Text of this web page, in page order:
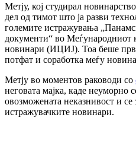
Метју, кој студирал
дел од тимот што ја разви
големите истражувања
документи“ во Меѓународниот
новинари (ИЦИЈ). Тоа беше
потфат и соработка меѓу
Метју во моментов раководи со
неговата мајка, каде неуморно
овозможената неказнивост и се
истражувачките новинари.